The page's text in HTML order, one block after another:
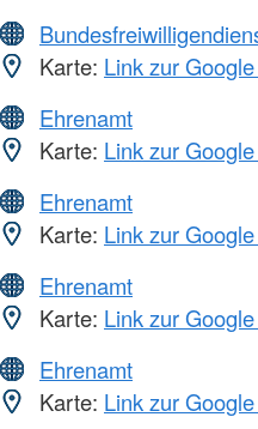
Karte: Link zur
Ehrenamt
Karte: Link zur
Ehrenamt
Karte: Link zur
Ehrenamt
Karte: Link zur
Ehrenamt
Karte: Link zur